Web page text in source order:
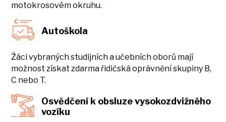
motokrosovém okruhu.
Autoškola
Žáci vybraných studijních a učebních oborů mají
možnost získat zdarma řidičská oprávnění skupiny B,
C nebo T.
Osvědčení k obsluze vysokozdvižného
vozíku